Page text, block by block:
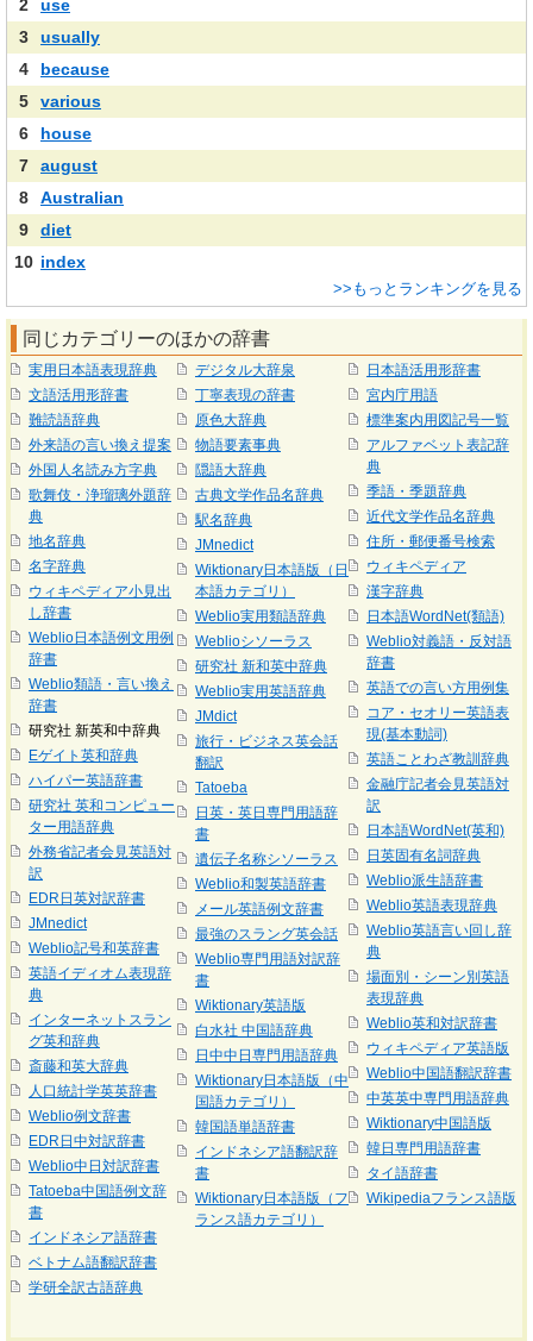
2
use
3
usually
4
because
5
various
6
house
7
august
8
Australian
9
diet
10 index
>>もっとランキングを見る
同じカテゴリーのほかの辞書
実用日本語表現辞典
文語活用形辞書
難読語辞典
外来語の言い換え提案
外国人名読み方字典
歌舞伎・浄瑠璃外題辞
典
地名辞典
名字辞典
ウィキペディア小見出
し辞書
Weblio日本語例文用例
辞書
Weblio類語・言い換え
辞書
研究社 新英和中辞典
Eゲイト英和辞典
ハイパー英語辞書
研究社 英和コンピュー
ター用語辞典
外務省記者会見英語対
訳
EDR日英対訳辞書
JMnedict
Weblio記号和英辞書
英語イディオム表現辞
典
インターネットスラン
グ英和辞典
斎藤和英大辞典
人口統計学英英辞書
Weblio例文辞書
EDR日中対訳辞書
Weblio中日対訳辞書
Tatoeba中国語例文辞
書
インドネシア語辞書
ベトナム語翻訳辞書
学研全訳古語辞典
デジタル大辞泉
丁寧表現の辞書
原色大辞典
物語要素事典
隠語大辞典
古典文学作品名辞典
駅名辞典
JMnedict
Wiktionary日本語版（日
本語カテゴリ）
Weblio実用類語辞典
Weblioシソーラス
研究社 新和英中辞典
Weblio実用英語辞典
JMdict
旅行・ビジネス英会話
翻訳
Tatoeba
日英・英日専門用語辞
書
遺伝子名称シソーラス
Weblio和製英語辞書
メール英語例文辞書
最強のスラング英会話
Weblio専門用語対訳辞
書
Wiktionary英語版
白水社 中国語辞典
日中中日専門用語辞典
Wiktionary日本語版（中
国語カテゴリ）
韓国語単語辞書
インドネシア語翻訳辞
書
Wiktionary日本語版（フ
ランス語カテゴリ）
日本語活用形辞書
宮内庁用語
標準案内用図記号一覧
アルファベット表記辞
典
季語・季題辞典
近代文学作品名辞典
住所・郵便番号検索
ウィキペディア
漢字辞典
日本語WordNet(類語)
Weblio対義語・反対語
辞書
英語での言い方用例集
コア・セオリー英語表
現(基本動詞)
英語ことわざ教訓辞典
金融庁記者会見英語対
訳
日本語WordNet(英和)
日英固有名詞辞典
Weblio派生語辞書
Weblio英語表現辞典
Weblio英語言い回し辞
典
場面別・シーン別英語
表現辞典
Weblio英和対訳辞書
ウィキペディア英語版
Weblio中国語翻訳辞書
中英英中専門用語辞典
Wiktionary中国語版
韓日専門用語辞書
タイ語辞書
Wikipediaフランス語版